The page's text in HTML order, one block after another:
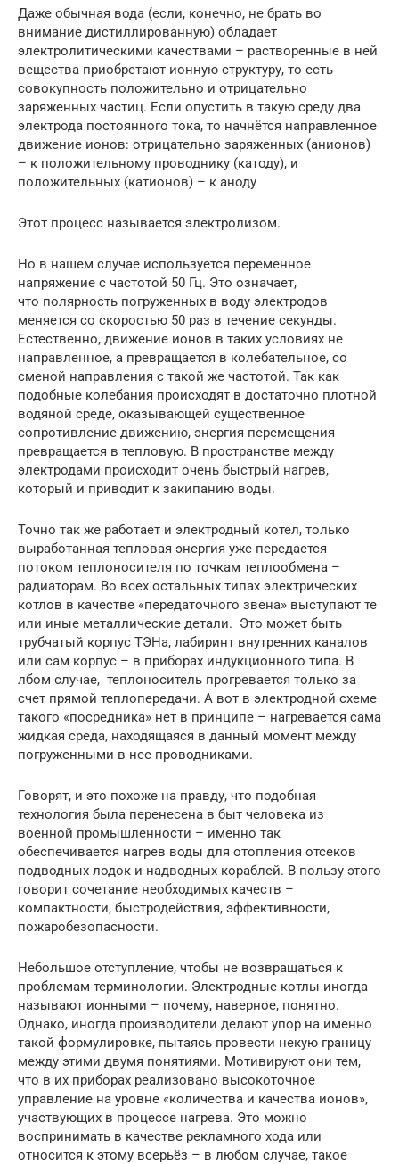
Даже обычная вода (если, конечно, не брать во
внимание дистиллированную) обладает
электролитическими качествами – растворенные в ней
вещества приобретают ионную структуру, то есть
совокупность положительно и отрицательно
заряженных частиц. Если опустить в такую среду два
электрода постоянного тока, то начнётся направленное
движение ионов: отрицательно заряженных (анионов)
– к положительному проводнику (катоду), и
положительных (катионов) – к аноду
Этот процесс называется электролизом.
Но в нашем случае используется переменное
напряжение с частотой 50 Гц. Это означает,
что полярность погруженных в воду электродов
меняется со скоростью 50 раз в течение секунды.
Естественно, движение ионов в таких условиях не
направленное, а превращается в колебательное, со
сменой направления с такой же частотой. Так как
подобные колебания происходят в достаточно плотной
водяной среде, оказывающей существенное
сопротивление движению, энергия перемещения
превращается в тепловую. В пространстве между
электродами происходит очень быстрый нагрев,
который и приводит к закипанию воды.
Точно так же работает и электродный котел, только
выработанная тепловая энергия уже передается
потоком теплоносителя по точкам теплообмена –
радиаторам. Во всех остальных типах электрических
котлов в качестве «передаточного звена» выступают те
или иные металлические детали. Это может быть
трубчатый корпус ТЭНа, лабиринт внутренних каналов
или сам корпус – в приборах индукционного типа. В
лбом случае, теплоноситель прогревается только за
счет прямой теплопередачи. А вот в электродной схеме
такого «посредника» нет в принципе – нагревается сама
жидкая среда, находящаяся в данный момент между
погруженными в нее проводниками.
Говорят, и это похоже на правду, что подобная
технология была перенесена в быт человека из
военной промышленности – именно так
обеспечивается нагрев воды для отопления отсеков
подводных лодок и надводных кораблей. В пользу этого
говорит сочетание необходимых качеств –
компактности, быстродействия, эффективности,
пожаробезопасности.
Небольшое отступление, чтобы не возвращаться к
проблемам терминологии. Электродные котлы иногда
называют ионными – почему, наверное, понятно.
Однако, иногда производители делают упор на именно
такой формулировке, пытаясь провести некую границу
между этими двумя понятиями. Мотивируют они тем,
что в их приборах реализовано высокоточное
управление на уровне «количества и качества ионов»,
участвующих в процессе нагрева. Это можно
воспринимать в качестве рекламного хода или
относится к этому всерьёз – в любом случае, такое